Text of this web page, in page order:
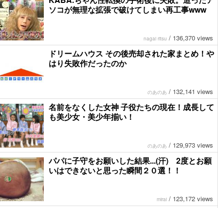
ソコが無理な拡張で破けてしまい再工事www
nagai ritsu / 136,370 views
ドリームハウス その後売却された家まとめ！や
はり失敗作だったのか
のあのあ / 132,141 views
名前をなくした女神 子役たちの現在！成長して
も美少女・美少年揃い！
のあのあ / 129,973 views
パパに子守をお願いした結果...(汗) 2度とお願
いはできないと思った瞬間２０選！！
mirai / 123,172 views